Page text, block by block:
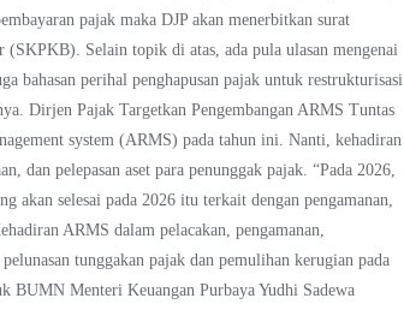
pajak maka DJP akan menerbitkan surat
Selain topik di atas, ada pula ulasan mengenai
bahasan perihal penghapusan pajak untuk restrukturisasi
Dirjen Pajak Targetkan Pengembangan ARMS Tuntas
system (ARMS) pada tahun ini. Nanti, kehadiran
dan pelepasan aset para penunggak pajak. “Pada 2026,
akan selesai pada 2026 itu terkait dengan pengamanan,
ARMS dalam pelacakan, pengamanan,
tunggakan pajak dan pemulihan kerugian pada
BUMN Menteri Keuangan Purbaya Yudhi Sadewa